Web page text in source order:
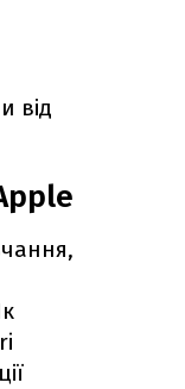
від